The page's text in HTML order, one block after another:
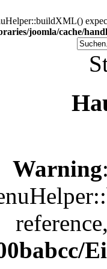
joomla/cache/
Warning